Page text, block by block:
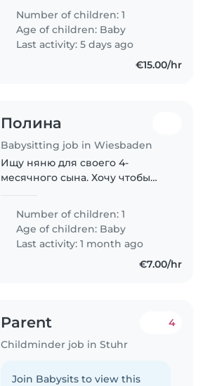
Betreuungskraft für unser Baby.
Unser Kleines ist lustig,
neugierig und liebevoll. Wir
brauchen..
Number of children: 1
Age of children: Baby
Last activity: 5 days ago
€15.00/hr
Полина
Babysitting job in Wiesbaden
Ищу няню для своего 4-
месячного сына. Хочу чтобы
неделю с ночевкой. Мы
украинская семья, очень
приветливые, были бы рады
если бы няня могла говорить
Number of children: 1
Age of children: Baby
Last activity: 1 month ago
€7.00/hr
Parent
Childminder job in Stuhr
4
Join Babysits to view this